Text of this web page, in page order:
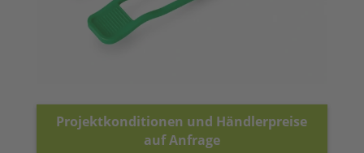
Projektkonditionen und Händlerpreise
auf Anfrage